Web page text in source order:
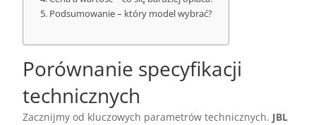
Podsumowanie – który model wybrać?
Porównanie specyfikacji
technicznych
Zacznijmy od kluczowych parametrów technicznych. JBL